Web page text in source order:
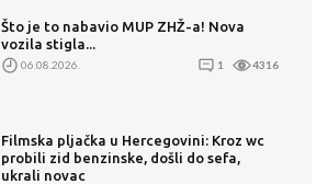
Što je to nabavio MUP ZHŽ-a! Nova
vozila stigla...
06.08.2026. 1 4316
Filmska pljačka u Hercegovini: Kroz wc
probili zid benzinske, došli do sefa,
ukrali novac